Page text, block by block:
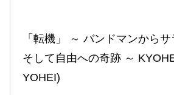
「転機」 ～ バンドマンからサ
そして自由への奇跡 ～
YOHEI)